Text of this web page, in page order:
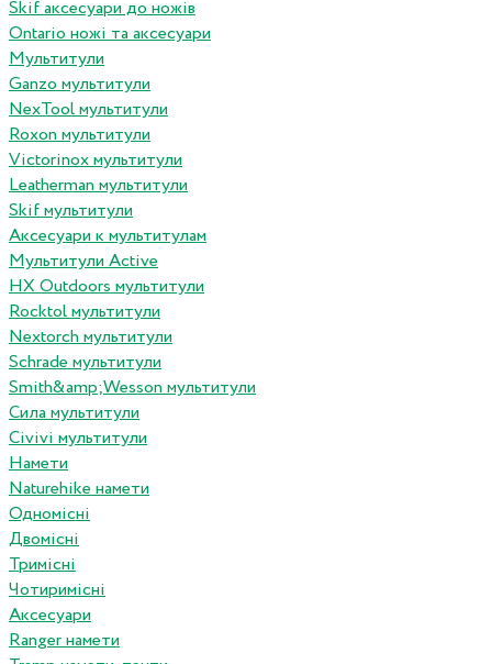
Skif аксесуари до ножів
Ontario ножі та аксесуари
Мультитули
Ganzo мультитули
NexTool мультитули
Roxon мультитули
Victorinox мультитули
Leatherman мультитули
Skif мультитули
Аксесуари к мультитулам
Мультитули Active
HX Outdoors мультитули
Rocktol мультитули
Nextorch мультитули
Schrade мультитули
Smith&amp;Wesson мультитули
Сила мультитули
Civivi мультитули
Намети
Naturehike намети
Одномісні
Двомісні
Тримісні
Чотиримісні
Аксесуари
Ranger намети